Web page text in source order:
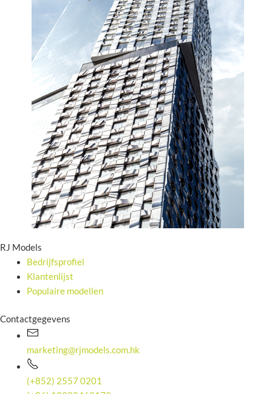
RJ Models
Bedrijfsprofiel
Klantenlijst
Populaire modellen
Contactgegevens
marketing@rjmodels.com.hk
(+852) 2557 0201